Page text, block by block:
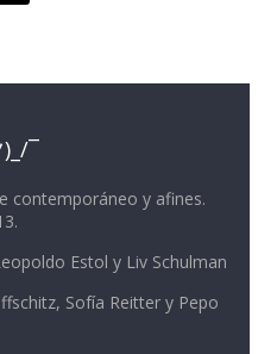
¯
contemporáneo y afines.
Estol y Liv Schulman
Sofía Reitter y Pepo